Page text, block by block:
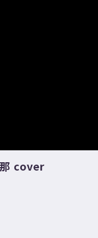
cover